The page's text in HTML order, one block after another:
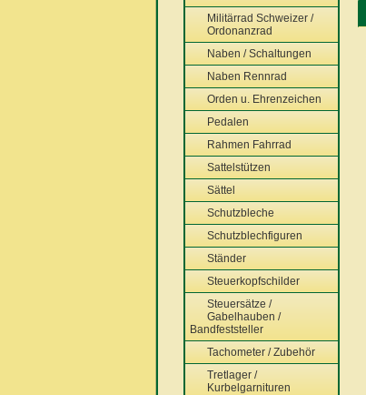
Militärrad Schweizer /
Ordonanzrad
Naben / Schaltungen
Naben Rennrad
Orden u. Ehrenzeichen
Pedalen
Rahmen Fahrrad
Sattelstützen
Sättel
Schutzbleche
Schutzblechfiguren
Ständer
Steuerkopfschilder
Steuersätze /
Gabelhauben /
Bandfeststeller
Tachometer / Zubehör
Tretlager /
Kurbelgarnituren